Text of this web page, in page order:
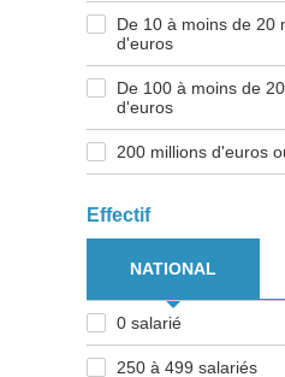
De 10 à moins de 20
d'euros
De 100 à moins de
d'euros
200 millions d'euros
Effectif
NATIONAL
0 salarié
250 à 499 salariés